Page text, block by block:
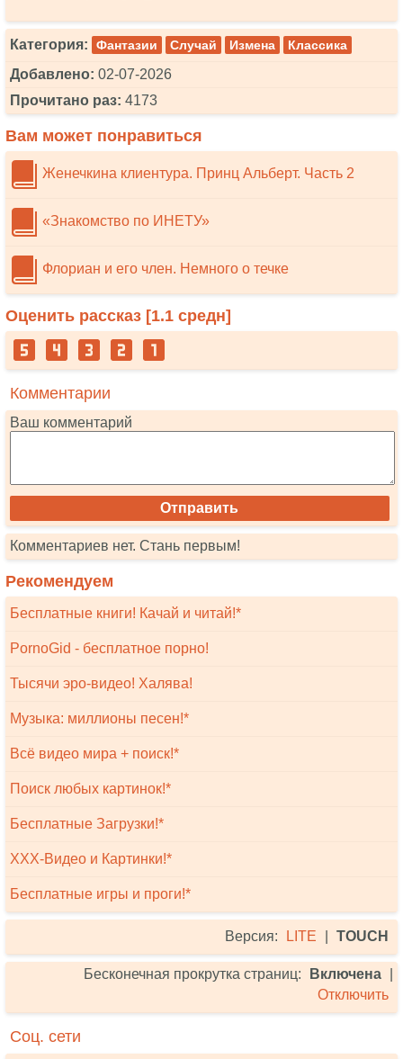
Категория: Фантазии Случай Измена Классика
Добавлено: 02-07-2026
Прочитано раз: 4173
Вам может понравиться
Женечкина клиентура. Принц Альберт. Часть 2
«Знакомство по ИНЕТУ»
Флориан и его член. Немного о течке
Оценить рассказ [1.1 средн]
Комментарии
Ваш комментарий
Комментариев нет. Стань первым!
Рекомендуем
Бесплатные книги! Качай и читай!*
PornoGid - бесплатное порно!
Тысячи эро-видео! Халява!
Музыка: миллионы песен!*
Всё видео мира + поиск!*
Поиск любых картинок!*
Бесплатные Загрузки!*
XXX-Видео и Картинки!*
Бесплатные игры и проги!*
Версия: LITE TOUCH
Бесконечная прокрутка страниц: Включена
Отключить
Соц. сети